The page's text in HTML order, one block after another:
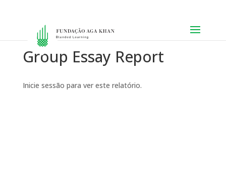
Group Essay Report
Inicie sessão para ver este relatório.